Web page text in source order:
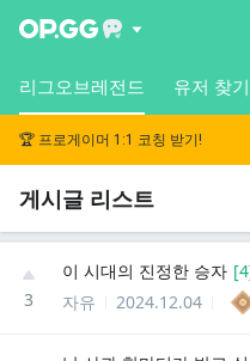
리그오브레전드 유저 찾기
🏆 프로게이머 1:1 코칭 받기!
게시글 리스트
3
이 시대의 진정한 승자 [4
자유
2024.12.04